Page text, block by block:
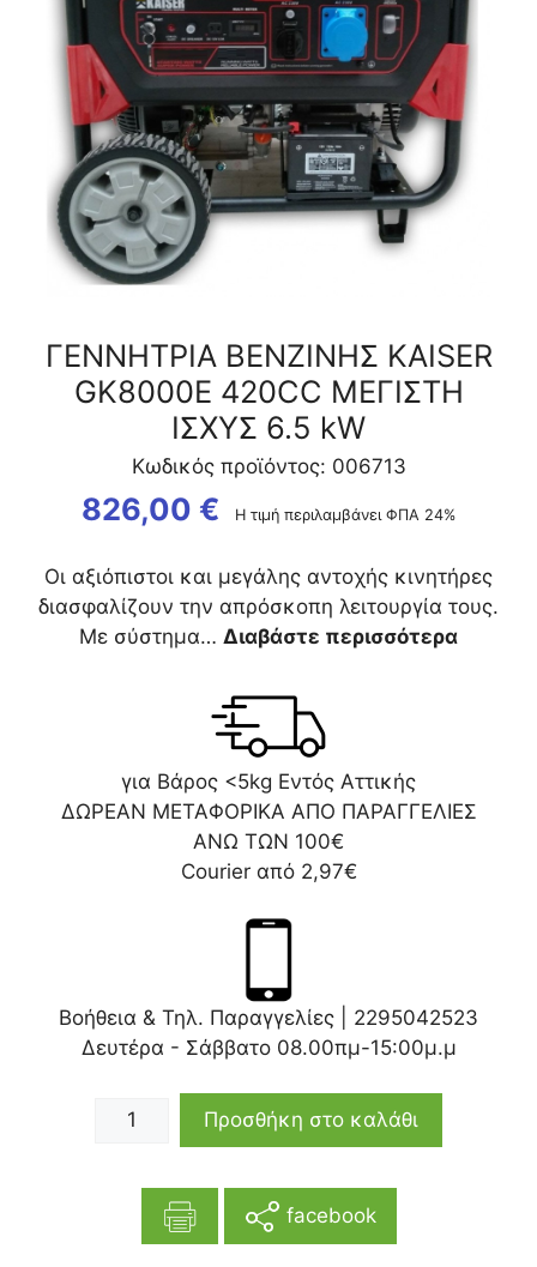
ΓΕΝΝΗΤΡΙΑ ΒΕΝΖΙΝΗΣ KAISER
GK8000Ε 420CC ΜΕΓΙΣΤΗ
ΙΣΧΥΣ 6.5 kW
Κωδικός προϊόντος: 006713
826,00 € Η τιμή περιλαμβάνει ΦΠΑ 24%
Οι αξιόπιστοι και μεγάλης αντοχής κινητήρες
διασφαλίζουν την απρόσκοπη λειτουργία τους.
Με σύστημα… Διαβάστε περισσότερα
για Βάρος <5kg Εντός Αττικής
ΔΩΡΕΑΝ ΜΕΤΑΦΟΡΙΚΑ ΑΠΟ ΠΑΡΑΓΓΕΛΙΕΣ
ΑΝΩ ΤΩΝ 100€
Courier από 2,97€
Βοήθεια & Τηλ. Παραγγελίες | 2295042523
Δευτέρα - Σάββατο 08.00πμ-15:00μ.μ
ΙΣΧΥΣ
ποσότητα
Προσθήκη στο καλάθι
facebook